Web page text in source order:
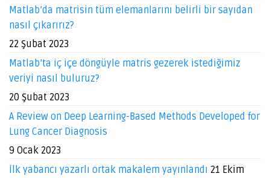
Matlab’da matrisin tüm elemanlarını belirli bir sayıdan
nasıl çıkarırız?
22 Şubat 2023
Matlab’ta iç içe döngüyle matris gezerek istediğimiz
veriyi nasıl buluruz?
20 Şubat 2023
A Review on Deep Learning-Based Methods Developed for
Lung Cancer Diagnosis
9 Ocak 2023
İlk yabancı yazarlı ortak makalem yayınlandı 21 Ekim